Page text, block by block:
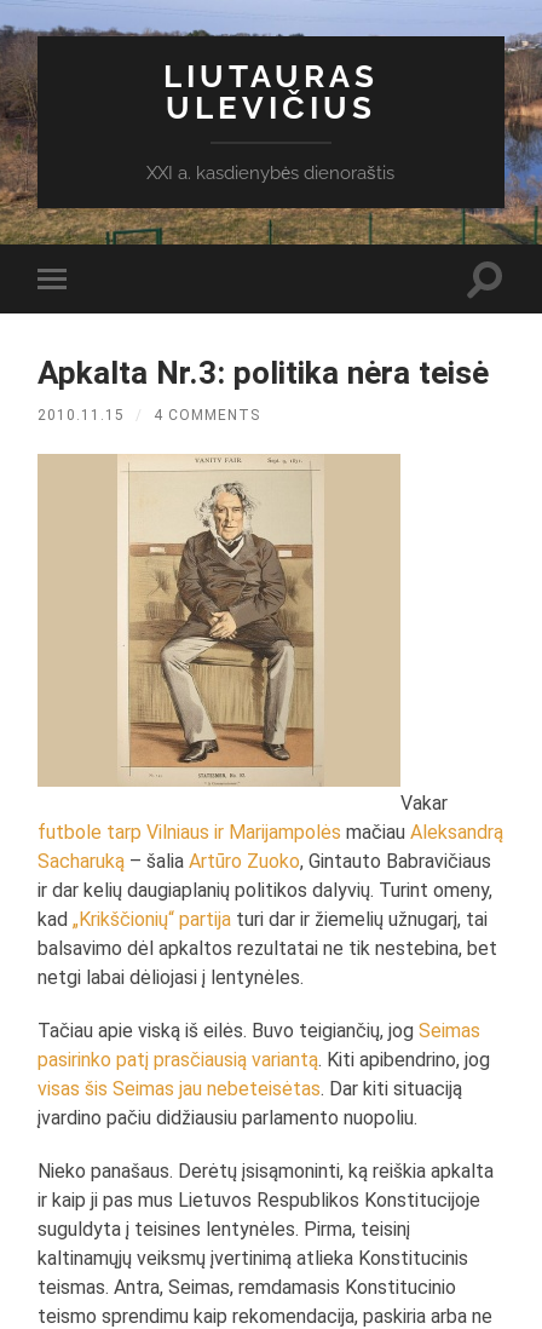
LIUTAURAS
ULEVIČIUS
XXI a. kasdienybės dienoraštis
Toggle
mobile
Apkalta Nr.3: politika nėra teisė
2010.11.15 / 4 COMMENTS
Vakar
futbole tarp Vilniaus ir Marijampolės mačiauAleksandrą
Sacharuką – šaliaArtūro Zuoko, Gintauto Babravičiaus
ir dar kelių daugiaplanių politikos dalyvių. Turint omeny,
kad„Krikščionių“ partija turi dar ir žiemelių užnugarį, tai
balsavimo dėl apkaltos rezultatai ne tik nestebina, bet
netgi labai dėliojasi į lentynėles.
Tačiau apie viską iš eilės. Buvo teigiančių, jogSeimas
pasirinko patį prasčiausią variantą. Kiti apibendrino, jog
visas šis Seimas jau nebeteisėtas. Dar kiti situaciją
įvardino pačiu didžiausiu parlamento nuopoliu.
Nieko panašaus. Derėtų įsisąmoninti, ką reiškia apkalta
ir kaip ji pas mus Lietuvos Respublikos Konstitucijoje
suguldyta į teisines lentynėles. Pirma, teisinį
kaltinamųjų veiksmų įvertinimą atlieka Konstitucinis
teismas. Antra, Seimas, remdamasis Konstitucinio
teismo sprendimu kaip rekomendacija, paskiria arba ne